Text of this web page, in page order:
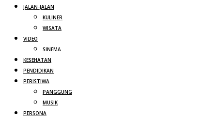
JALAN-JALAN
KULINER
WISATA
VIDEO
SINEMA
KESEHATAN
PENDIDIKAN
PERISTIWA
PANGGUNG
MUSIK
PERSONA